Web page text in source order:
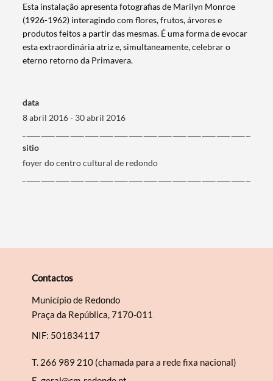
Termo de Pesquisa
​Esta instalação apresenta fotografias de Marilyn Monroe
(1926-1962) interagindo com flores, frutos, árvores e
produtos feitos a partir das mesmas. É uma forma de evocar
esta extraordinária atriz e, simultaneamente, celebrar o
eterno retorno da Primavera.
data
8 abril 2016 - 30 abril 2016
sitio
foyer do centro cultural de redondo
Contactos
Município de Redondo
Praça da República, 7170-011
NIF: 501834117
T. 266 989 210 (chamada para a rede fixa nacional)